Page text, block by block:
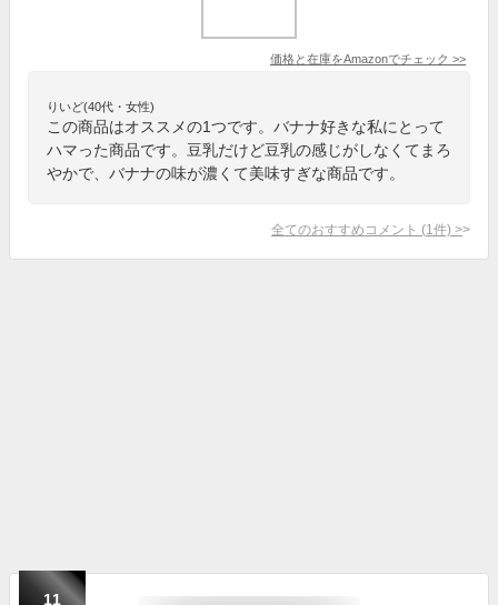
価格と在庫をAmazonでチェック >>
りいど(40代・女性)
この商品はオススメの1つです。バナナ好きな私にとって
ハマった商品です。豆乳だけど豆乳の感じがしなくてまろ
やかで、バナナの味が濃くて美味すぎな商品です。
全てのおすすめコメント (1 件) >
11